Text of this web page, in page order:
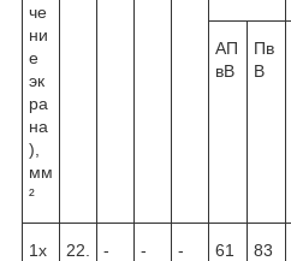
че
ни
е
эк
ра
на
),
мм
²
АП
вВ
Пв
В
1х
22.
- - -
61
83